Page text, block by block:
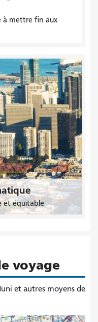
à mettre fin aux
et équitable
voyage
et autres moyens de